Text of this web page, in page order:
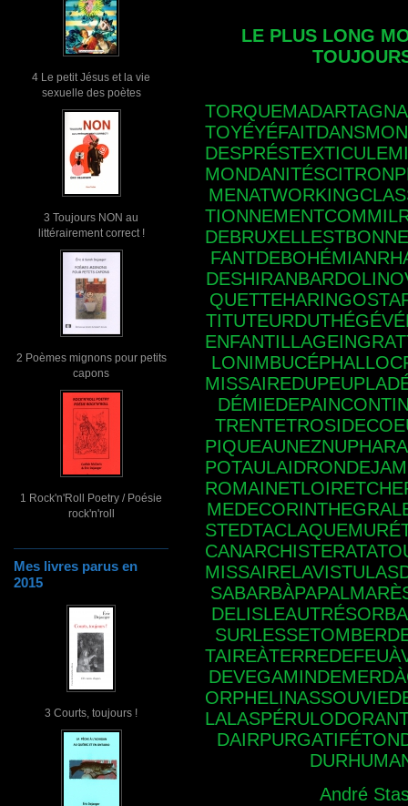
4 Le petit Jésus et la vie
sexuelle des poètes
3 Toujours NON au
littérairement correct !
2 Poèmes mignons pour petits
capons
1 Rock'n'Roll Poetry / Poésie
rock'n'roll
Mes livres parus en
2015
3 Courts, toujours !
LE PLUS LONG
MENATWORK
DEBRUXELLESTBONNE
André